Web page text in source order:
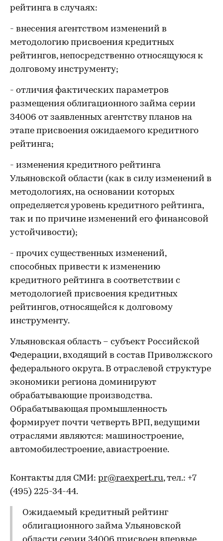
рейтинга в случаях:
- внесения агентством изменений в
методологию присвоения кредитных
рейтингов, непосредственно относящуюся к
долговому инструменту;
- отличия фактических параметров
размещения облигационного займа серии
34006 от заявленных агентству планов на
этапе присвоения ожидаемого кредитного
рейтинга;
- изменения кредитного рейтинга
Ульяновской области (как в силу изменений в
методологиях, на основании которых
определяется уровень кредитного рейтинга,
так и по причине изменений его финансовой
устойчивости);
- прочих существенных изменений,
способных привести к изменению
кредитного рейтинга в соответствии с
методологией присвоения кредитных
рейтингов, относящейся к долговому
инструменту.
Ульяновская область – субъект Российской
Федерации, входящий в состав Приволжского
федерального округа. В отраслевой структуре
экономики региона доминируют
обрабатывающие производства.
Обрабатывающая промышленность
формирует почти четверть ВРП, ведущими
отраслями являются: машиностроение,
автомобилестроение, авиастроение.
Контакты для СМИ: pr@raexpert.ru, тел.: +7
(495) 225-34-44.
Ожидаемый кредитный рейтинг
облигационного займа Ульяновской